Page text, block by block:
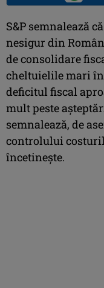
S&P semnalează
nesigur din
de consolidare
cheltuielile mari
deficitul fiscal
mult peste
semnalează, de
controlului
încetineşte.